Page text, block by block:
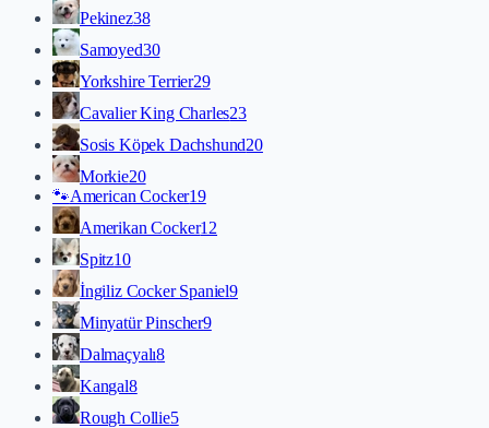
Pekinez38
Samoyed30
Yorkshire Terrier29
Cavalier King Charles23
Sosis Köpek Dachshund20
Morkie20
🐾American Cocker19
Amerikan Cocker12
Spitz10
İngiliz Cocker Spaniel9
Minyatür Pinscher9
Dalmaçyalı8
Kangal8
Rough Collie5